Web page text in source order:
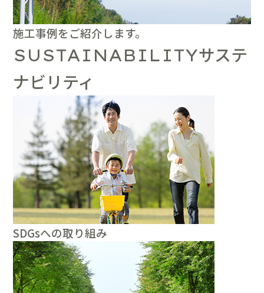
施工事例をご紹介します。
SUSTAINABILITYサステ
ナビリティ
SDGsへの取り組み